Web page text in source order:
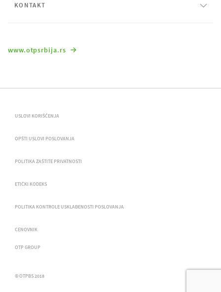
KONTAKT
www.otpsrbija.rs
USLOVI KORIŠĆENJA
OPŠTI USLOVI POSLOVANJA
POLITIKA ZAŠTITE PRIVATNOSTI
ETIČKI KODEKS
POLITIKA KONTROLE USKLAĐENOSTI POSLOVANJA
CENOVNIK
OTP GROUP
© OTPBS 2018